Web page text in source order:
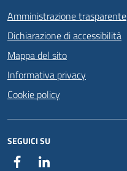
Amministrazione trasparente
Dichiarazione di accessibilità
Mappa del sito
Informativa privacy
Cookie policy
SEGUICI SU
Facebook